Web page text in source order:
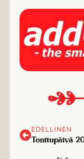
EDELLINEN
Tonttupäivä